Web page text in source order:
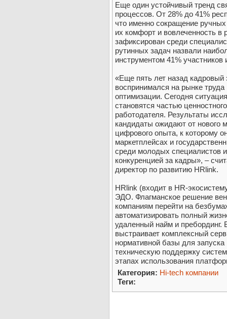
Еще один устойчивый тренд
процессов. От 28% до 41%
что именно сокращение
их комфорт и вовлеченность в
зафиксирован среди
рутинных задач назвали
инструментом 41% участников
«Еще пять лет назад кадровый
воспринимался на рынке
оптимизации. Сегодня
становятся частью
работодателя. Результаты
кандидаты ожидают от нового
цифрового опыта, к которому
маркетплейсах и
среди молодых специалистов
конкуренцией за кадры», –
директор по развитию HRlink.
HRlink (входит в HR-
ЭДО. Флагманское решение
компаниям перейти на
автоматизировать полный
удаленный найм и пребординг.
выстраивает комплексный
нормативной базы для
техническую поддержку
этапах использования
Категория: Hi-tech компании
Теги: